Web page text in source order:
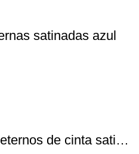
satinadas azul
Ramo de 3 girasoles eternos de cinta satinada – flores amarillas